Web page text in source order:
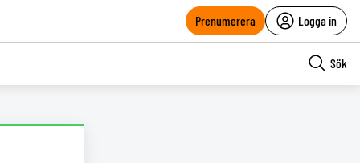
Prenumerera Logga in
Sök